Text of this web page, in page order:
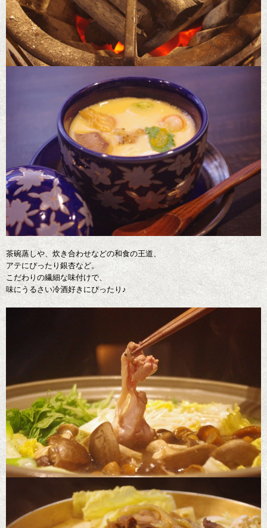
茶碗蒸しや、炊き合わせなどの和食の王道、
アテにぴったり銀杏など。
こだわりの繊細な味付けで、
味にうるさい冷酒好きにぴったり♪